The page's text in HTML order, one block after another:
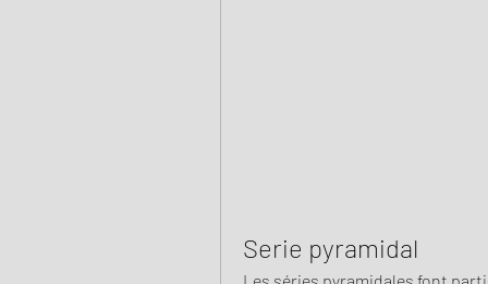
Serie pyramidal